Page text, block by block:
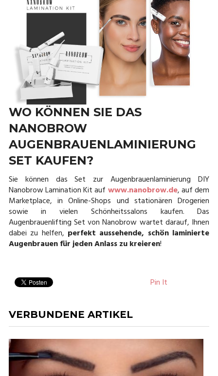
WO KÖNNEN SIE DAS
NANOBROW
AUGENBRAUENLAMINIERUNG
SET KAUFEN?
Sie können das Set zur Augenbrauenlaminierung DIY
Nanobrow Lamination Kit auf www.nanobrow.de, auf dem
Marketplace, in Online-Shops und stationären Drogerien
sowie in vielen Schönheitssalons kaufen. Das
Augenbrauenlifting Set von Nanobrow wartet darauf, Ihnen
dabei zu helfen, perfekt aussehende, schön laminierte
Augenbrauen für jeden Anlass zu kreieren!
Pin It
VERBUNDENE ARTIKEL